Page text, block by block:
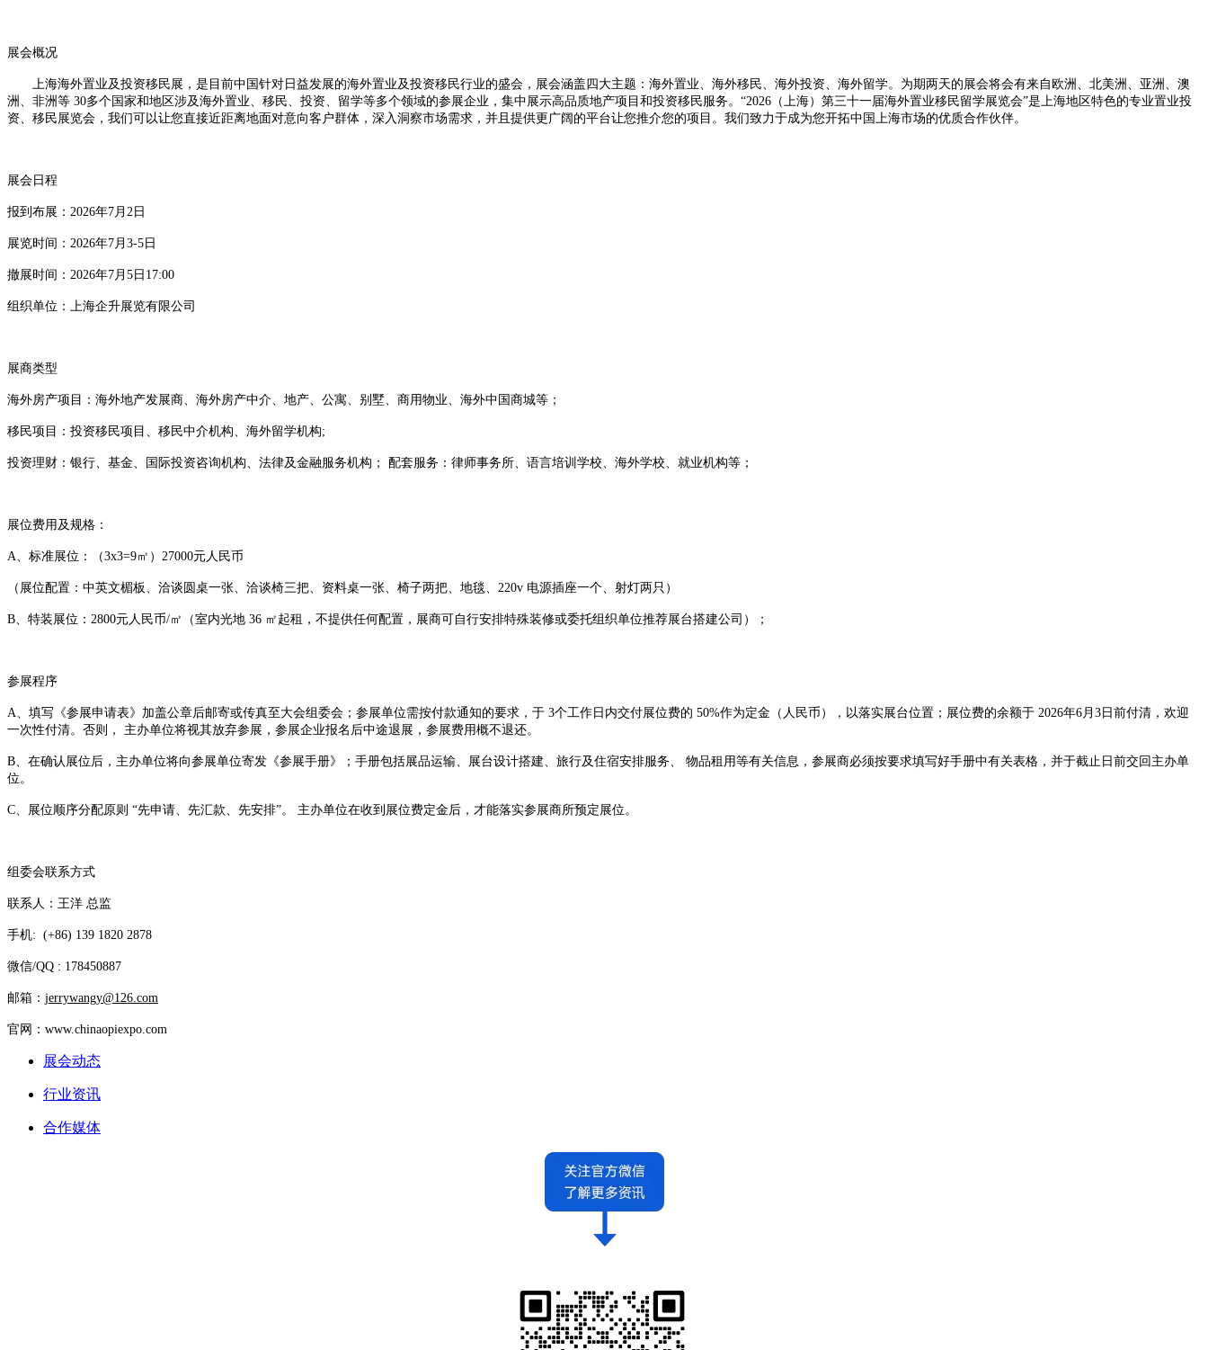
展会概况
上海海外置业及投资移民展，是目前中国针对日益发展的海外置业及投资移民行业的盛会，展会涵盖四大主题：海外置业、海外移民、海外投资、海外留学。为期两天的展会将会有来自欧洲、北美洲、亚洲、澳
洲、非洲等 30多个国家和地区涉及海外置业、移民、投资、留学等多个领域的参展企业，集中展示高品质地产项目和投资移民服务。“2026（上海）第三十一届海外置业移民留学展览会”是上海地区特色的专业置业投
资、移民展览会，我们可以让您直接近距离地面对意向客户群体，深入洞察市场需求，并且提供更广阔的平台让您推介您的项目。我们致力于成为您开拓中国上海市场的优质合作伙伴。
展会日程
报到布展：2026年7月2日
展览时间：2026年7月3-5日
撤展时间：2026年7月5日17:00
组织单位：上海企升展览有限公司
展商类型
海外房产项目：海外地产发展商、海外房产中介、地产、公寓、别墅、商用物业、海外中国商城等；
移民项目：投资移民项目、移民中介机构、海外留学机构;
投资理财：银行、基金、国际投资咨询机构、法律及金融服务机构； 配套服务：律师事务所、语言培训学校、海外学校、就业机构等；
展位费用及规格：
A、标准展位：（3x3=9㎡）27000元人民币
（展位配置：中英文楣板、洽谈圆桌一张、洽谈椅三把、资料桌一张、椅子两把、地毯、220v 电源插座一个、射灯两只）
B、特装展位：2800元人民币/㎡（室内光地 36 ㎡起租，不提供任何配置，展商可自行安排特殊装修或委托组织单位推荐展台搭建公司）；
参展程序
A、填写《参展申请表》加盖公章后邮寄或传真至大会组委会；参展单位需按付款通知的要求，于 3个工作日内交付展位费的 50%作为定金（人民币），以落实展台位置；展位费的余额于 2026年6月3日前付清，欢迎
一次性付清。否则， 主办单位将视其放弃参展，参展企业报名后中途退展，参展费用概不退还。
B、在确认展位后，主办单位将向参展单位寄发《参展手册》；手册包括展品运输、展台设计搭建、旅行及住宿安排服务、 物品租用等有关信息，参展商必须按要求填写好手册中有关表格，并于截止日前交回主办单
位。
C、展位顺序分配原则 “先申请、先汇款、先安排”。 主办单位在收到展位费定金后，才能落实参展商所预定展位。
组委会联系方式
联系人：王洋 总监
手机: (+86) 139 1820 2878
微信/QQ : 178450887
邮箱： jerrywangy@126.com
官网：www.chinaopiexpo.com
展会动态
行业资讯
合作媒体